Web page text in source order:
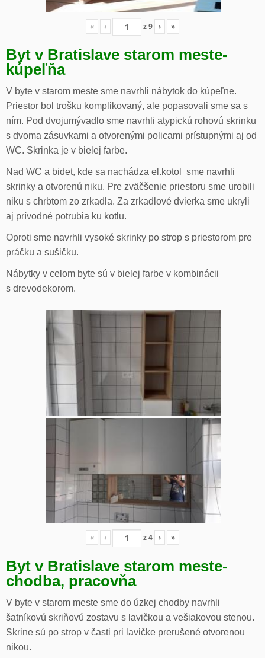
« ‹ z9 › »
Byt v Bratislave starom meste-
kúpeľňa
V byte v starom meste sme navrhli nábytok do kúpeľne.
Priestor bol trošku komplikovaný, ale popasovali sme sa s
ním. Pod dvojumývadlo sme navrhli atypickú rohovú skrinku
s dvoma zásuvkami a otvorenými policami prístupnými aj od
WC. Skrinka je v bielej farbe.
Nad WC a bidet, kde sa nachádza el.kotol sme navrhli
skrinky a otvorenú niku. Pre zväčšenie priestoru sme urobili
niku s chrbtom zo zrkadla. Za zrkadlové dvierka sme ukryli
aj prívodné potrubia ku kotlu.
Oproti sme navrhli vysoké skrinky po strop s priestorom pre
práčku a sušičku.
Nábytky v celom byte sú v bielej farbe v kombinácii
s drevodekorom.
« ‹ z4 › »
Byt v Bratislave starom meste-
chodba, pracovňa
V byte v starom meste sme do úzkej chodby navrhli
šatníkovú skriňovú zostavu s lavičkou a vešiakovou stenou.
Skrine sú po strop v časti pri lavičke prerušené otvorenou
nikou.